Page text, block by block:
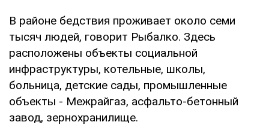
В районе бедствия проживает около семи
тысяч людей, говорит Рыбалко. Здесь
расположены объекты социальной
инфраструктуры, котельные, школы,
больница, детские сады, промышленные
объекты - Межрайгаз, асфальто-бетонный
завод, зернохранилище.